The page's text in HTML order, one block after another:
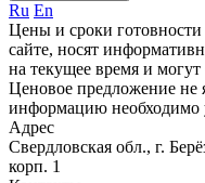
Ru En
Цены и сроки готовности
сайте, носят
на текущее время и
Ценовое предложение не
информацию необходимо
Адрес
Свердловская обл., г.
корп. 1